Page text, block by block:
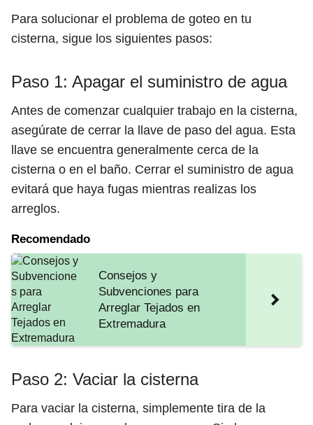
Para solucionar el problema de goteo en tu
cisterna, sigue los siguientes pasos:
Paso 1: Apagar el suministro de agua
Antes de comenzar cualquier trabajo en la cisterna,
asegúrate de cerrar la llave de paso del agua. Esta
llave se encuentra generalmente cerca de la
cisterna o en el baño. Cerrar el suministro de agua
evitará que haya fugas mientras realizas los
arreglos.
Recomendado
Consejos y
Subvenciones para
Arreglar Tejados en
Extremadura
Paso 2: Vaciar la cisterna
Para vaciar la cisterna, simplemente tira de la